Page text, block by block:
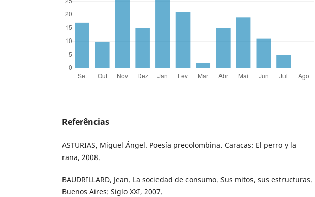
Referências
ASTURIAS, Miguel Ángel. Poesía precolombina. Caracas: El perro y la
rana, 2008.
BAUDRILLARD, Jean. La sociedad de consumo. Sus mitos, sus estructuras.
Buenos Aires: Siglo XXI, 2007.